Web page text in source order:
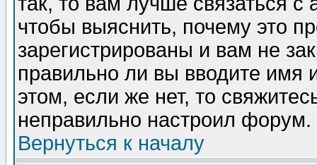
чтобы выяснить, почему это
зарегистрированы и вам не
правильно ли вы вводите
этом, если же нет, то
неправильно настроил форум.
Вернуться к началу